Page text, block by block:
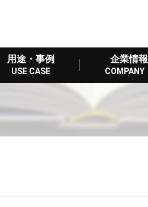
用途・事例
USE CASE
企業情報
COMPANY